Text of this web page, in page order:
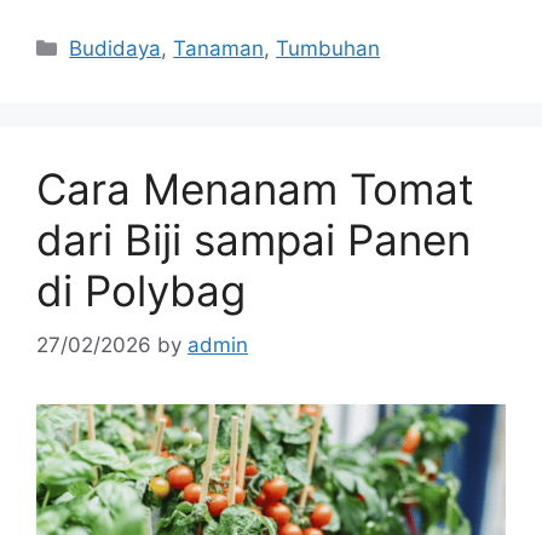
Categories
Budidaya,Tanaman,Tumbuhan
Cara Menanam Tomat
dari Biji sampai Panen
di Polybag
27/02/2026 by admin